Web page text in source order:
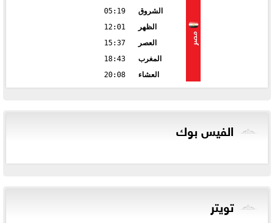
مصر
الشروق
05:19
الظهر
12:01
العصر
15:37
المغرب
18:43
العشاء
20:08
الفيس بوك
تويتر